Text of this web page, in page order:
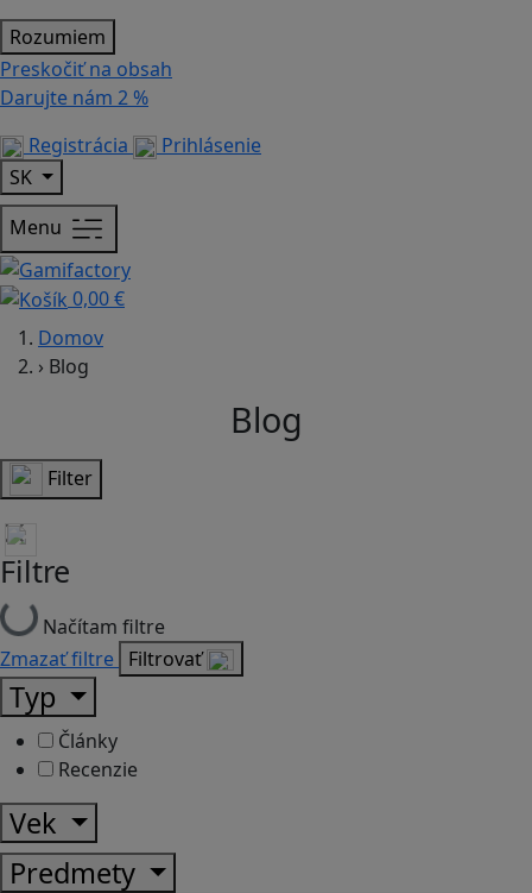
Rozumiem
Preskočiť na obsah
Darujte nám 2 %
Registrácia
Prihlásenie
SK
Menu
0,00 €
Domov
› Blog
Blog
Filter
Filtre
Načítam filtre
Zmazať filtre Filtrovať
Typ
Články
Recenzie
Vek
Predmety